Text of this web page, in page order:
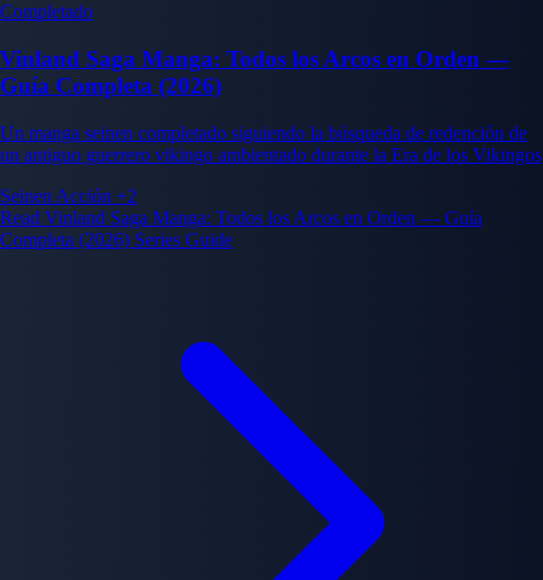
Completado
Vinland Saga Manga: Todos los Arcos en Orden —
Guía Completa (2026)
Un manga seinen completado siguiendo la búsqueda de redención de
un antiguo guerrero vikingo ambientado durante la Era de los Vikingos
Seinen Acción +2
Read Vinland Saga Manga: Todos los Arcos en Orden — Guía
Completa (2026) Series Guide